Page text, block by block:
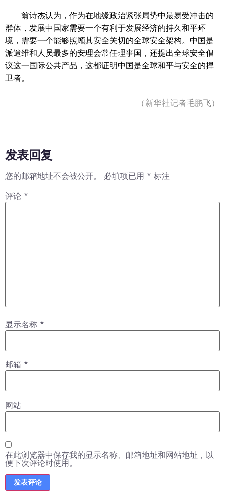
翁诗杰认为，作为在地缘政治紧张局势中最易受冲击的
群体，发展中国家需要一个有利于发展经济的持久和平环
境，需要一个能够照顾其安全关切的全球安全架构。中国是
派遣维和人员最多的安理会常任理事国，还提出全球安全倡
议这一国际公共产品，这都证明中国是全球和平与安全的捍
卫者。
（新华社记者毛鹏飞）
发表回复
您的邮箱地址不会被公开。 必填项已用 * 标注
评论 *
显示名称 *
邮箱 *
网站
在此浏览器中保存我的显示名称、邮箱地址和网站地址，以
便下次评论时使用。